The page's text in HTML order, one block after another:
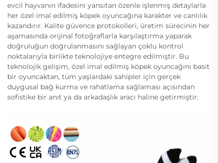
evcil hayvanın ifadesini yansıtan özenle işlenmiş detaylarla
her özel imal edilmiş köpek oyuncağına karakter ve canlılık
kazandırır. Kalite güvence protokolleri, üretim sürecinin her
aşamasında orijinal fotoğraflarla karşılaştırma yaparak
doğruluğun doğrulanmasını sağlayan çoklu kontrol
noktalarıyla birlikte teknolojiye entegre edilmiştir. Bu
teknolojik gelişim, özel imal edilmiş köpek oyuncağını basit
bir oyuncaktan, tüm yaşlardaki sahipler için gerçek
duygusal bağ kurma ve rahatlama sağlaması açısından
sofistike bir anıt ya da arkadaşlık aracı haline getirmiştir.